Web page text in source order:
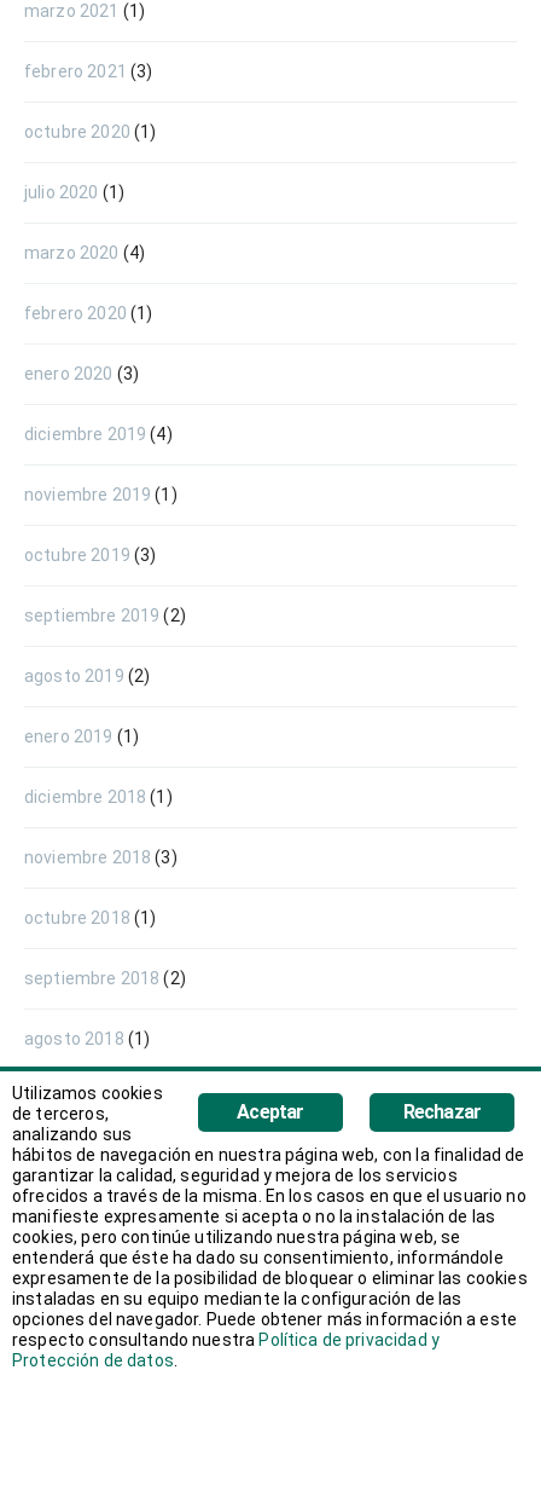
marzo 2021 (1)
febrero 2021 (3)
octubre 2020 (1)
julio 2020 (1)
marzo 2020 (4)
febrero 2020 (1)
enero 2020 (3)
diciembre 2019 (4)
noviembre 2019 (1)
octubre 2019 (3)
septiembre 2019 (2)
agosto 2019 (2)
enero 2019 (1)
diciembre 2018 (1)
noviembre 2018 (3)
octubre 2018 (1)
septiembre 2018 (2)
agosto 2018 (1)
junio 2018(1)
mayo 2018(1)
abril 2018 (1)
marzo 2018(2)
febrero 2018(3)
Rechazar
Aceptar
Utilizamos cookies
de terceros,
analizando sus
hábitos de navegación en nuestra página web, con la finalidad de
garantizar la calidad, seguridad y mejora de los servicios
ofrecidos a través de la misma. En los casos en que el usuario no
manifieste expresamente si acepta o no la instalación de las
cookies, pero continúe utilizando nuestra página web, se
entenderá que éste ha dado su consentimiento, informándole
expresamente de la posibilidad de bloquear o eliminar las cookies
instaladas en su equipo mediante la configuración de las
opciones del navegador. Puede obtener más información a este
respecto consultando nuestra Política de privacidad y
Protección de datos